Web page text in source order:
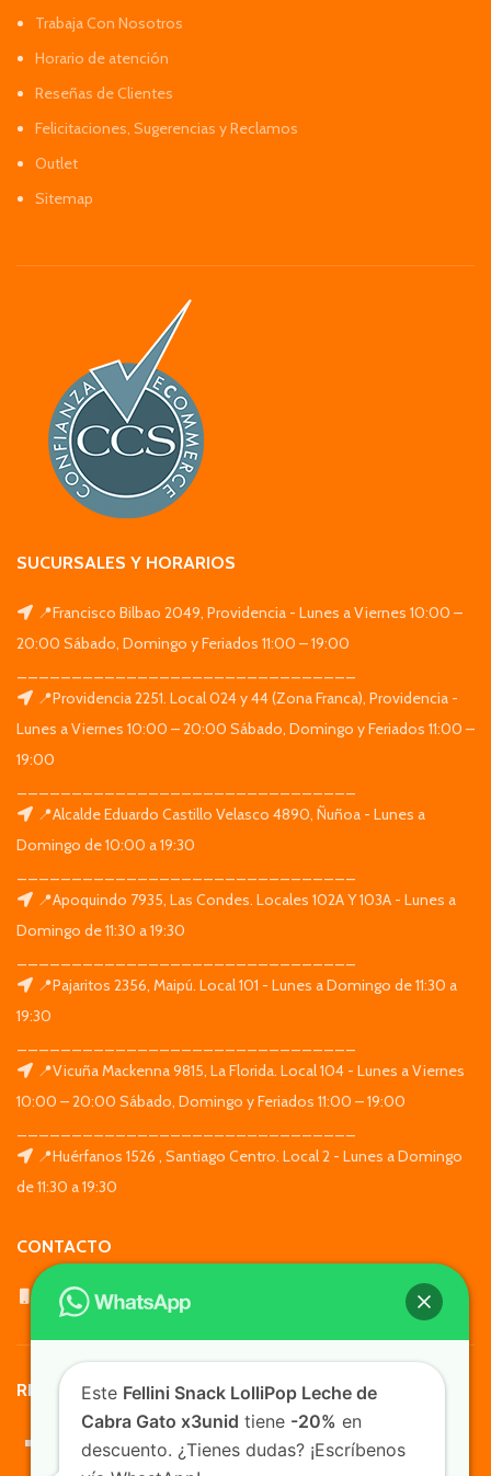
Trabaja Con Nosotros
Horario de atención
Reseñas de Clientes
Felicitaciones, Sugerencias y Reclamos
Outlet
Sitemap
SUCURSALES Y HORARIOS
📍Francisco Bilbao 2049, Providencia - Lunes a Viernes 10:00 –
20:00 Sábado, Domingo y Feriados 11:00 – 19:00
📍Providencia 2251. Local 024 y 44 (Zona Franca), Providencia -
Lunes a Viernes 10:00 – 20:00 Sábado, Domingo y Feriados 11:00 –
19:00
📍Alcalde Eduardo Castillo Velasco 4890, Ñuñoa - Lunes a
Domingo de 10:00 a 19:30
📍Apoquindo 7935, Las Condes. Locales 102A Y 103A - Lunes a
Domingo de 11:30 a 19:30
📍Pajaritos 2356, Maipú. Local 101 - Lunes a Domingo de 11:30 a
19:30
📍Vicuña Mackenna 9815, La Florida. Local 104 - Lunes a Viernes
10:00 – 20:00 Sábado, Domingo y Feriados 11:00 – 19:00
📍Huérfanos 1526 , Santiago Centro. Local 2 - Lunes a Domingo
de 11:30 a 19:30
CONTACTO
WhatsApp: +569 7564 4676
REDES SOCIALES
Este Fellini Snack LolliPop Leche de
Cabra Gato x3unid tiene -20% en
descuento. ¿Tienes dudas? ¡Escríbenos